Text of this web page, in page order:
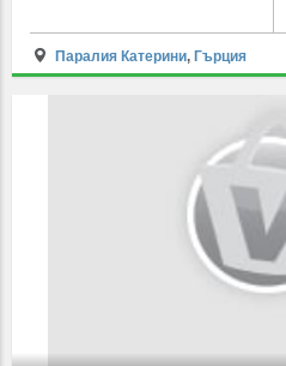
Паралия Катерини, Гърция